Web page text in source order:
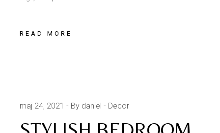
READ MORE
maj 24, 2021 By daniel Decor